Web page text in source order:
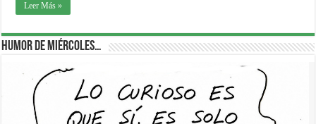
Leer Más »
Humor de Miércoles…